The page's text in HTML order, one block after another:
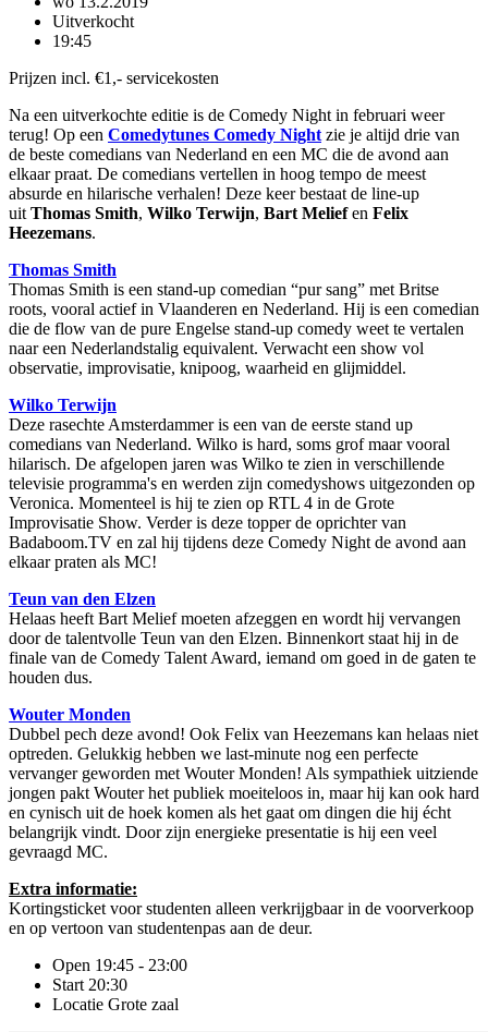
Uitverkocht
19:45
Prijzen incl. €1,- servicekosten
Na een uitverkochte editie is de Comedy Night in februari weer
terug! Op een Comedytunes Comedy Night zie je altijd drie van
de beste comedians van Nederland en een MC die de avond aan
elkaar praat. De comedians vertellen in hoog tempo de meest
absurde en hilarische verhalen! Deze keer bestaat de line-up
uit Thomas Smith, Wilko Terwijn, Bart Meliefen Felix
Heezemans.
Thomas Smith
Thomas Smith is een stand-up comedian “pur sang” met Britse
roots, vooral actief in Vlaanderen en Nederland. Hij is een comedian
die de flow van de pure Engelse stand-up comedy weet te vertalen
naar een Nederlandstalig equivalent. Verwacht een show vol
observatie, improvisatie, knipoog, waarheid en glijmiddel.
Wilko Terwijn
Deze rasechte Amsterdammer is een van de eerste stand up
comedians van Nederland. Wilko is hard, soms grof maar vooral
hilarisch. De afgelopen jaren was Wilko te zien in verschillende
televisie programma's en werden zijn comedyshows uitgezonden op
Veronica. Momenteel is hij te zien op RTL 4 in de Grote
Improvisatie Show. Verder is deze topper de oprichter van
Badaboom.TV en zal hij tijdens deze Comedy Night de avond aan
elkaar praten als MC!
Teun van den Elzen
Helaas heeft Bart Melief moeten afzeggen en wordt hij vervangen
door de talentvolle Teun van den Elzen. Binnenkort staat hij in de
finale van de Comedy Talent Award, iemand om goed in de gaten te
houden dus.
Wouter Monden
Dubbel pech deze avond! Ook Felix van Heezemans kan helaas niet
optreden. Gelukkig hebben we last-minute nog een perfecte
vervanger geworden met Wouter Monden! Als sympathiek uitziende
jongen pakt Wouter het publiek moeiteloos in, maar hij kan ook hard
en cynisch uit de hoek komen als het gaat om dingen die hij écht
belangrijk vindt. Door zijn energieke presentatie is hij een veel
gevraagd MC.
Extra informatie:
Kortingsticket voor studenten alleen verkrijgbaar in de voorverkoop
en op vertoon van studentenpas aan de deur.
Open 19:45 - 23:00
Start 20:30
Locatie Grote zaal